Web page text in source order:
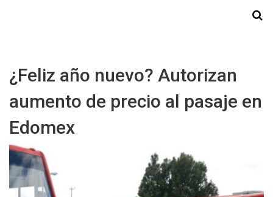
¿Feliz año nuevo? Autorizan
aumento de precio al pasaje en
Edomex